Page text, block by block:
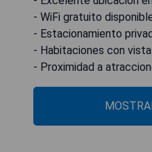
- WiFi gratuito
- Estacionamiento
- Habitaciones con
- Proximidad a